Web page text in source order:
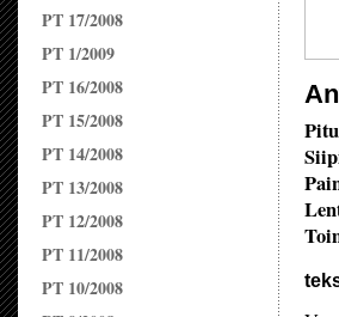
PT 17/2008
PT 1/2009
PT 16/2008
PT 15/2008
PT 14/2008
PT 13/2008
PT 12/2008
PT 11/2008
PT 10/2008